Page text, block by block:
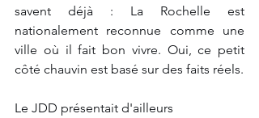
savent déjà : La Rochelle est
nationalement reconnue comme une
ville où il fait bon vivre. Oui, ce petit
Le JDD présentait d'ailleurs